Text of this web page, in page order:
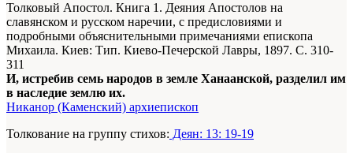
Толковый Апостол. Книга 1. Деяния Апостолов на
славянском и русском наречии, с предисловиями и
подробными объяснительными примечаниями епископа
Михаила. Киев: Тип. Киево-Печерской Лавры, 1897. С. 310-
311
И, истребив семь народов в земле Ханаанской, разделил им
в наследие землю их.
Никанор (Каменский) архиепископ
Толкование на группу стихов: Деян: 13: 19-19